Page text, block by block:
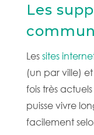
Les
Les sites
(un par ville)
fois très
puisse vivre
facilement